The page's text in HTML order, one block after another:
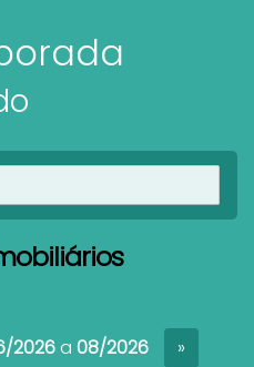
2026a 08/2026 »